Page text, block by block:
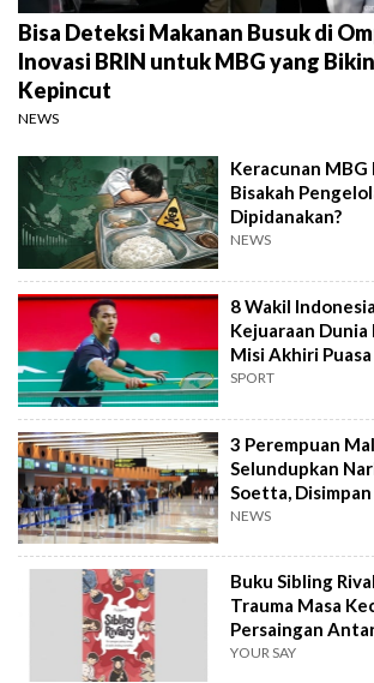
Bisa Deteksi Makanan Busuk di
Inovasi BRIN untuk MBG yang
Kepincut
NEWS
Keracunan MBG
Bisakah
Dipidanakan?
NEWS
8 Wakil
Kejuaraan Dunia
Misi Akhiri
SPORT
3 Perempuan
Selundupkan
Soetta,
NEWS
Buku Sibling
Trauma Masa
Persaingan
YOUR SAY